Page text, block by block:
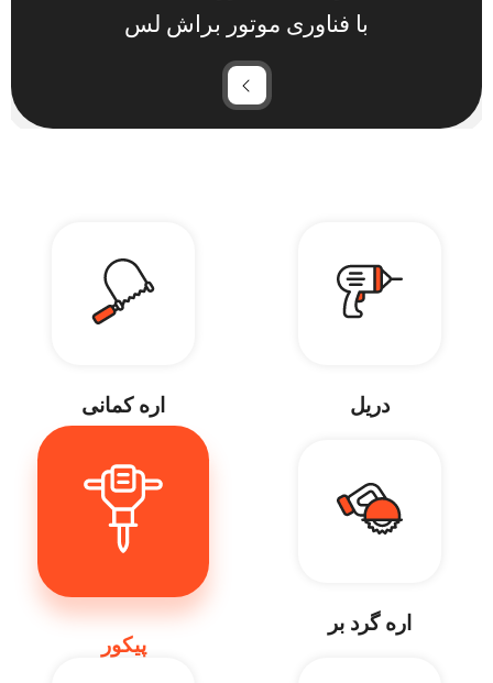
با فناوری موتور براش لس
دریل اره کمانی
اره گرد بر
پیکور